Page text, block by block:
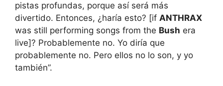
pistas profundas, porque así será más
divertido. Entonces, ¿haría esto? [if ANTHRAX
was still performing songs from the Bush era
live]? Probablemente no. Yo diría que
probablemente no. Pero ellos no lo son, y yo
también”.